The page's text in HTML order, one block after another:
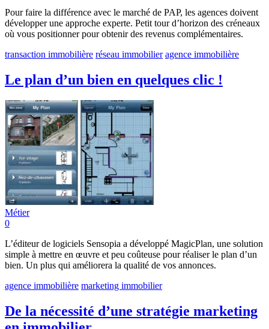
Pour faire la différence avec le marché de PAP, les agences doivent
développer une approche experte. Petit tour d’horizon des créneaux
où vous positionner pour obtenir des revenus complémentaires.
transaction immobilière réseau immobilier agence immobilière
Le plan d’un bien en quelques clic !
Métier
0
L’éditeur de logiciels Sensopia a développé MagicPlan, une solution
simple à mettre en œuvre et peu coûteuse pour réaliser le plan d’un
bien. Un plus qui améliorera la qualité de vos annonces.
agence immobilière marketing immobilier
De la nécessité d’une stratégie marketing